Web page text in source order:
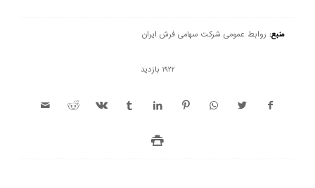
منبع: روابط عمومی شرکت سهامی فرش ایران
1922 بازدید